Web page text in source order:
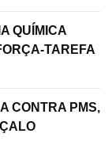
QUÍMICA
TAREFA
CONTRA PMS,